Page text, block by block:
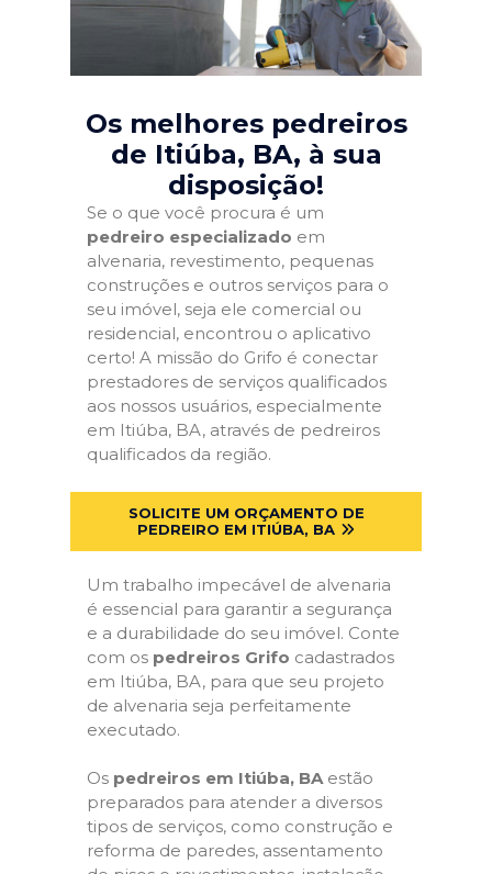
Os melhores pedreiros
de Itiúba, BA, à sua
disposição!
Se o que você procura é um
pedreiro especializado em
alvenaria, revestimento, pequenas
construções e outros serviços para o
seu imóvel, seja ele comercial ou
residencial, encontrou o aplicativo
certo! A missão do Grifo é conectar
prestadores de serviços qualificados
aos nossos usuários, especialmente
em Itiúba, BA, através de pedreiros
qualificados da região.
SOLICITE UM ORÇAMENTO DE
PEDREIRO EM ITIÚBA, BA
Um trabalho impecável de alvenaria
é essencial para garantir a segurança
e a durabilidade do seu imóvel. Conte
com os pedreiros Grifo cadastrados
em Itiúba, BA, para que seu projeto
de alvenaria seja perfeitamente
executado.
Os pedreiros em Itiúba, BAestão
preparados para atender a diversos
tipos de serviços, como construção e
reforma de paredes, assentamento